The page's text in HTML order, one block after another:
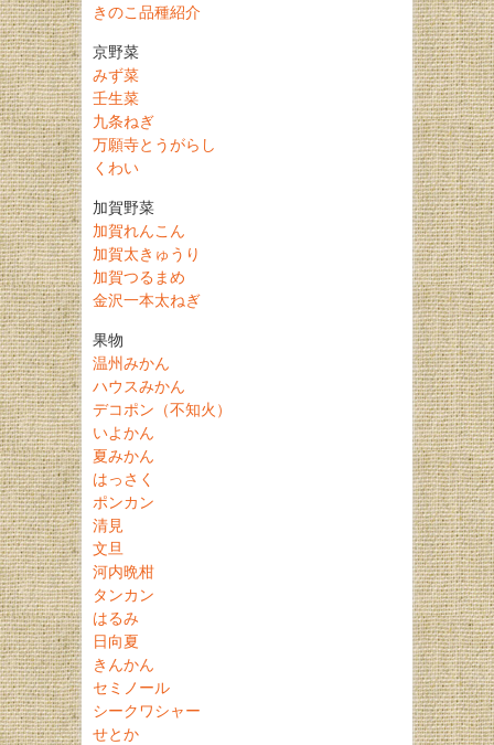
きのこ品種紹介
京野菜
みず菜
壬生菜
九条ねぎ
万願寺とうがらし
くわい
加賀野菜
加賀れんこん
加賀太きゅうり
加賀つるまめ
金沢一本太ねぎ
果物
温州みかん
ハウスみかん
デコポン（不知火）
いよかん
夏みかん
はっさく
ポンカン
清見
文旦
河内晩柑
タンカン
はるみ
日向夏
きんかん
セミノール
シークワシャー
せとか